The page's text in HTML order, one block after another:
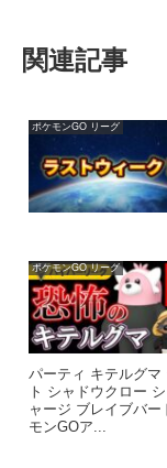
関連記事
ポケモンGO リーグ
ポケモンGO リーグ
パーティ キテルグマ
ト シャドウクロー
ャージ ブレイブバ
モンGOア...